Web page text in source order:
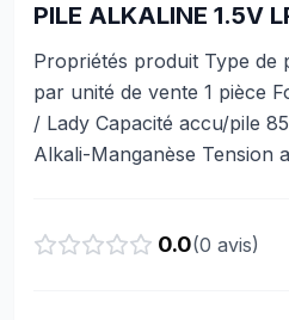
PILE ALKALINE 1.5V
Propriétés produit Type de
par unité de vente 1 pièce
/ Lady Capacité accu/pile
Alkali-Manganèse Tension
0.0(0 avis)